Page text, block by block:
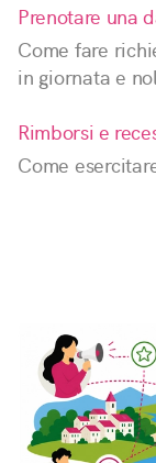
Prenotare una
Come fare
in giornata e
Rimborsi e
Come